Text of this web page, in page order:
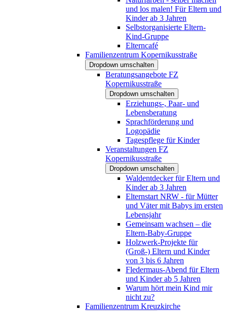
und los malen! Für Eltern und
Kinder ab 3 Jahren
Selbstorganisierte Eltern-
Kind-Gruppe
Elterncafé
Familienzentrum Kopernikusstraße
Dropdown umschalten
Beratungsangebote FZ
Kopernikusstraße
Dropdown umschalten
Erziehungs-, Paar- und
Lebensberatung
Sprachförderung und
Logopädie
Tagespflege für Kinder
Veranstaltungen FZ
Kopernikusstraße
Dropdown umschalten
Waldentdecker für Eltern und
Kinder ab 3 Jahren
Elternstart NRW - für Mütter
und Väter mit Babys im ersten
Lebensjahr
Gemeinsam wachsen – die
Eltern-Baby-Gruppe
Holzwerk-Projekte für
(Groß-) Eltern und Kinder
von 3 bis 6 Jahren
Fledermaus-Abend für Eltern
und Kinder ab 5 Jahren
Warum hört mein Kind mir
nicht zu?
Familienzentrum Kreuzkirche